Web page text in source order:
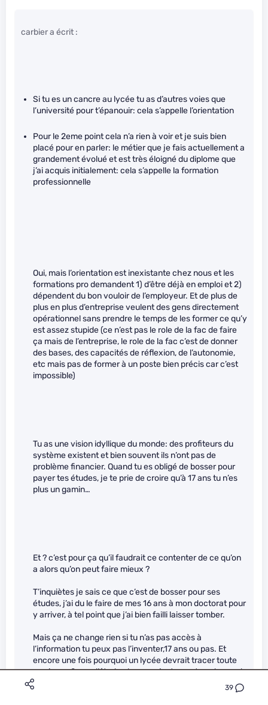
39
carbier a écrit :
Si tu es un cancre au lycée tu as d’autres voies que
l’université pour t’épanouir: cela s’appelle l’orientation
Pour le 2eme point cela n’a rien à voir et je suis bien
placé pour en parler: le métier que je fais actuellement a
grandement évolué et est très éloigné du diplome que
j’ai acquis initialement: cela s’appelle la formation
professionnelle
Oui, mais l’orientation est inexistante chez nous et les
formations pro demandent 1) d’être déjà en emploi et 2)
dépendent du bon vouloir de l’employeur. Et de plus de
plus en plus d’entreprise veulent des gens directement
opérationnel sans prendre le temps de les former ce qu’y
est assez stupide (ce n’est pas le role de la fac de faire
ça mais de l’entreprise, le role de la fac c’est de donner
des bases, des capacités de réflexion, de l’autonomie,
etc mais pas de former à un poste bien précis car c’est
impossible)
Tu as une vision idyllique du monde: des profiteurs du
système existent et bien souvent ils n’ont pas de
problème financier. Quand tu es obligé de bosser pour
payer tes études, je te prie de croire qu’à 17 ans tu n’es
plus un gamin…
Et ? c’est pour ça qu’il faudrait ce contenter de ce qu’on
a alors qu’on peut faire mieux ?
T’inquiètes je sais ce que c’est de bosser pour ses
études, j’ai du le faire de mes 16 ans à mon doctorat pour
y arriver, à tel point que j’ai bien failli laisser tomber.
Mais ça ne change rien si tu n’as pas accès à
l’information tu peux pas l’inventer,17 ans ou pas. Et
encore une fois pourquoi un lycée devrait tracer toute
sa vie sur 2 ans d’étude alors que justement on demande
d’être mobile dans la société d’aujourd’hui, c’est un peu